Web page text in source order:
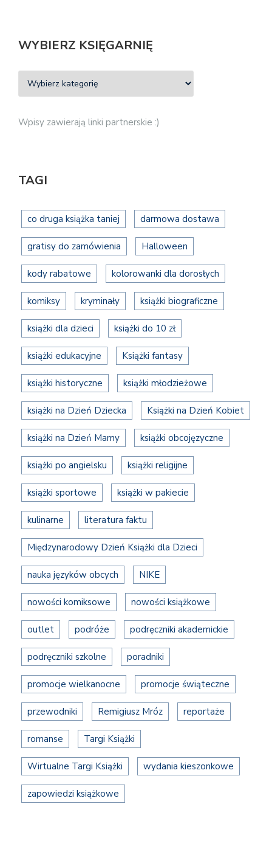
WYBIERZ KSIĘGARNIĘ
Wpisy zawierają linki partnerskie :)
TAGI
co druga książka taniej darmowa dostawa
gratisy do zamówienia Halloween
kody rabatowe kolorowanki dla dorosłych
komiksy kryminały książki biograficzne
książki dla dzieci książki do 10 zł
książki edukacyjne Książki fantasy
książki historyczne książki młodzieżowe
książki na Dzień Dziecka Książki na Dzień Kobiet
książki na Dzień Mamy książki obcojęzyczne
książki po angielsku książki religijne
książki sportowe książki w pakiecie
kulinarne literatura faktu
Międzynarodowy Dzień Książki dla Dzieci
nauka języków obcych NIKE
nowości komiksowe nowości książkowe
outlet podróże podręczniki akademickie
podręczniki szkolne poradniki
promocje wielkanocne promocje świąteczne
przewodniki Remigiusz Mróz reportaże
romanse Targi Książki
Wirtualne Targi Książki wydania kieszonkowe
zapowiedzi książkowe